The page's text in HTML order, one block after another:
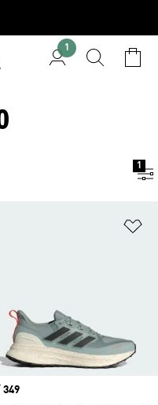
1
1
349